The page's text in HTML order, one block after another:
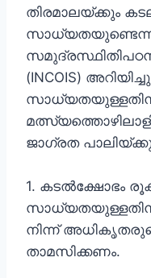
തിരമാലയ്ക്കും
സാധ്യതയുണ്ടെന്ന്
(INCOIS)
ജാഗ്രത
1. കടൽക്ഷോഭം
നിന്ന്
താമസിക്കണം.